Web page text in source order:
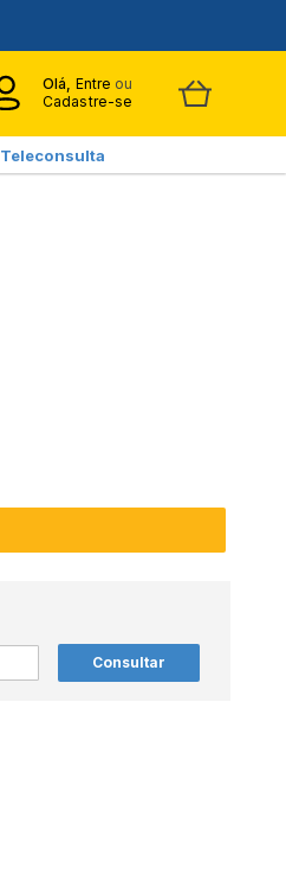
Olá, Entre ou
Cadastre-se
Teleconsulta
Consultar